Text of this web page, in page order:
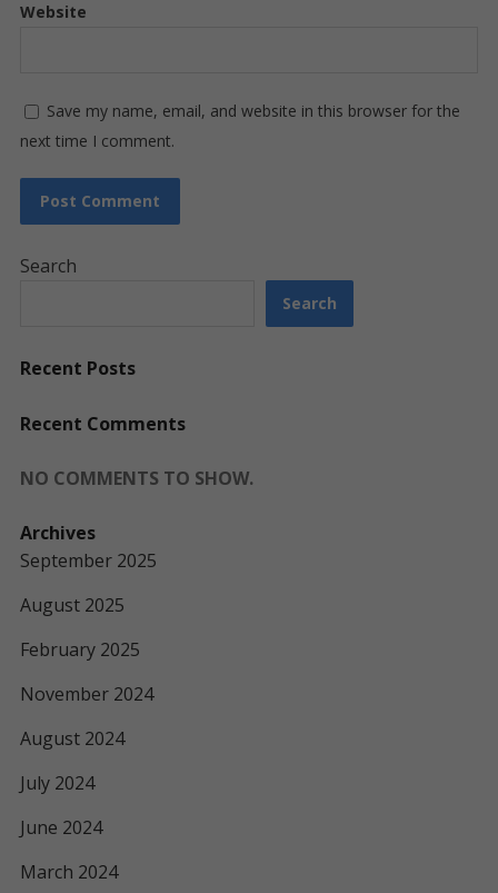
Website
Save my name, email, and website in this browser for the
next time I comment.
Search
Search
Recent Posts
Recent Comments
NO COMMENTS TO SHOW.
Archives
September 2025
August 2025
February 2025
November 2024
August 2024
July 2024
June 2024
March 2024